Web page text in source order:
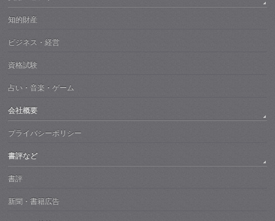
知的財産
ビジネス・経営
資格試験
占い・音楽・ゲーム
会社概要
プライバシーポリシー
書評など
書評
新聞・書籍広告